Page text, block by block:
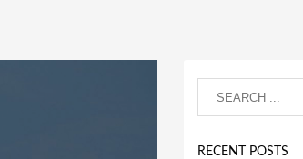
RECENT POSTS